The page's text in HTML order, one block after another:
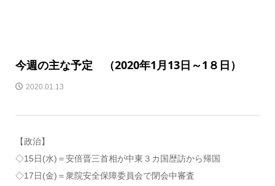
今週の主な予定 （2020年1月13日～1８日）
2020.01.13
【政治】
◇15日(水)＝安倍晋三首相が中東３カ国歴訪から帰国
◇17日(金)＝衆院安全保障委員会で閉会中審査